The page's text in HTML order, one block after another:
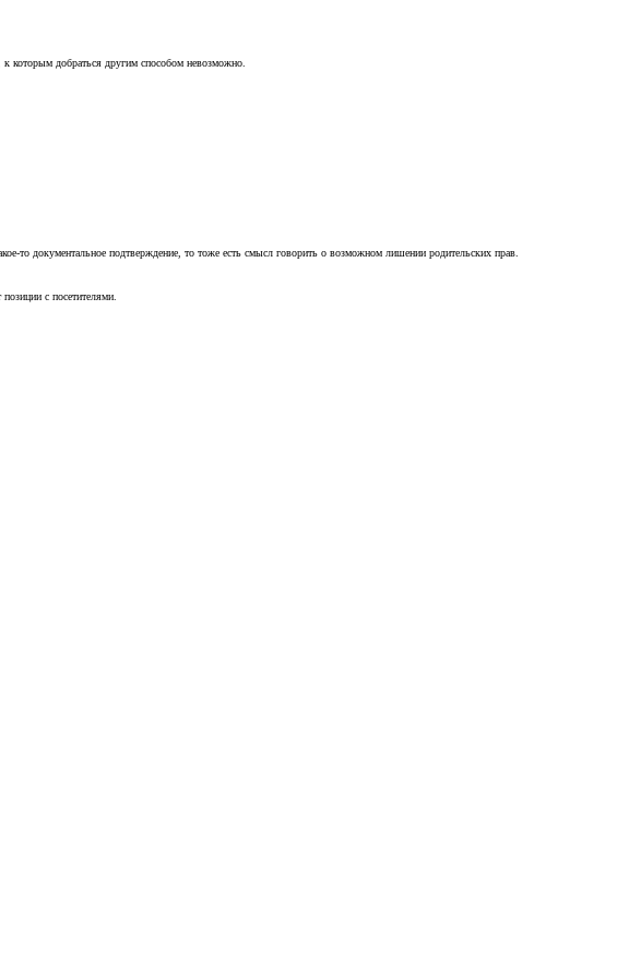
которым добраться другим способом невозможно.
то документальное подтверждение, то тоже есть смысл говорить о возможном лишении родительских прав.
с посетителями.